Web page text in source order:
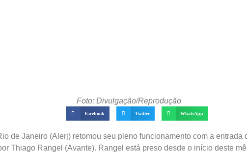
Foto: Divulgação/Reprodução
Facebook Twitter WhatsApp
de Janeiro (Alerj) retomou seu pleno funcionamento com a entrada
Thiago Rangel (Avante). Rangel está preso desde o início deste